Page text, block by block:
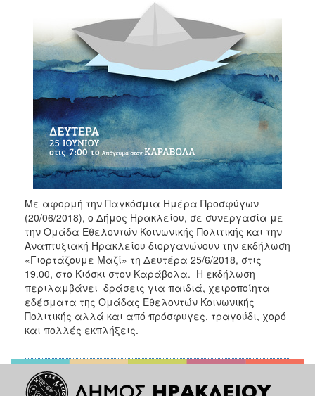
Κ.Δ.Α.Π.Α.μεΑ.
Αδειοδότηση
&
Έλεγχος
Βρεφονηπιακών
Σταθμών
Δημοτικό
Ιατρείο
Ξενώνας
Φιλοξενίας
Γυναικών
Κέντρο
Κοινότητας
Κοινωνικό
Φαρμακείο
Κοινωνικό
Παντοπωλείο
Ισότητα
Υγεία
Με αφορμή την Παγκόσμια Ημέρα Προσφύγων
(20/06/2018), ο Δήμος Ηρακλείου, σε συνεργασία με
την Ομάδα Εθελοντών Κοινωνικής Πολιτικής και την
Αναπτυξιακή Ηρακλείου διοργανώνουν την εκδήλωση
«Γιορτάζουμε Μαζί» τη Δευτέρα 25/6/2018, στις
19.00, στο Κιόσκι στον Καράβολα. Η εκδήλωση
περιλαμβάνει δράσεις για παιδιά, χειροποίητα
εδέσματα της Ομάδας Εθελοντών Κοινωνικής
Πολιτικής αλλά και από πρόσφυγες, τραγούδι, χορό
και πολλές εκπλήξεις.